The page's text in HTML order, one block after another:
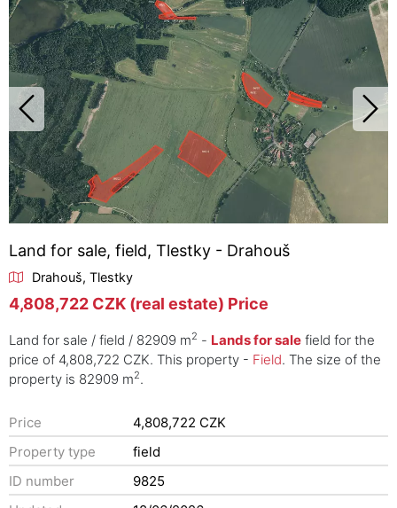
Land for sale, field, Tlestky - Drahouš
Drahouš, Tlestky
4,808,722 CZK (real estate) Price
Land for sale / field / 82909 m2 - Lands for sale field for the
price of 4,808,722 CZK. This property - Field. The size of the
property is 82909 m2.
Price
4,808,722 CZK
Property type
field
ID number
9825